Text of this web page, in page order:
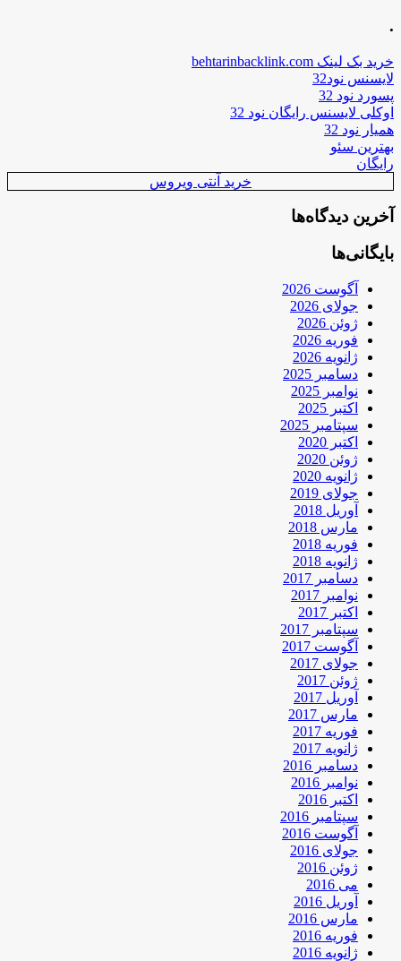
.
خرید بک لینک behtarinbacklink.com
لایسنس نود32
پسورد نود 32
اوکلی لایسنس رایگان نود 32
همیار نود 32
بهترین سئو
رایگان
خرید آنتی ویروس
آخرین دیدگاه‌ها
بایگانی‌ها
آگوست 2026
جولای 2026
ژوئن 2026
فوریه 2026
ژانویه 2026
دسامبر 2025
نوامبر 2025
اکتبر 2025
سپتامبر 2025
اکتبر 2020
ژوئن 2020
ژانویه 2020
جولای 2019
آوریل 2018
مارس 2018
فوریه 2018
ژانویه 2018
دسامبر 2017
نوامبر 2017
اکتبر 2017
سپتامبر 2017
آگوست 2017
جولای 2017
ژوئن 2017
آوریل 2017
مارس 2017
فوریه 2017
ژانویه 2017
دسامبر 2016
نوامبر 2016
اکتبر 2016
سپتامبر 2016
آگوست 2016
جولای 2016
ژوئن 2016
می 2016
آوریل 2016
مارس 2016
فوریه 2016
ژانویه 2016